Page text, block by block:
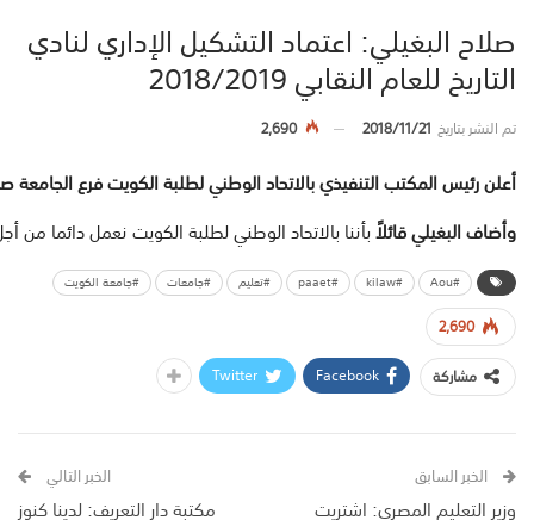
صلاح البغيلي: اعتماد التشكيل الإداري لنادي
التاريخ للعام النقابي 2018/2019
تم النشر بتاريخ 2018/11/21
2,690
أعلنرئيسالمكتبالتنفيذيبالاتحادالوطنيلطلبةالكويتفرعالجامعة
وأضافالبغيليقائلاًبأننا بالاتحادالوطنيلطلبةالكويتنعملدائما من
#Aou
#kilaw
#paaet #تعليم #جامعات #جامعة الكويت
2,690
مشاركة
Facebook
Twitter
الخبر السابق
وزير التعليم المصري: اشتريت
الخبر التالي
مكتبة دار التعريف: لدينا كنوز